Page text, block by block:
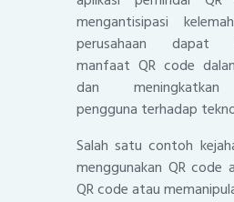
mengantisipasi
perusahaan dapat
manfaat QR code
dan meningkatkan
pengguna terhadap
Salah satu contoh
menggunakan QR code
QR code atau